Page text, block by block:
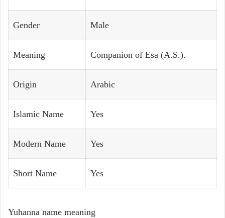
Gender Male
Meaning Companion of Esa (A.S.).
Origin Arabic
Islamic Name Yes
Modern Name Yes
Short Name Yes
Yuhanna name meaning